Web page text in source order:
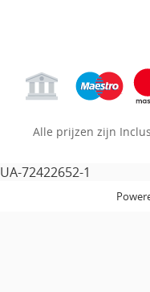
Alle prijzen zijn
UA-72422652-1